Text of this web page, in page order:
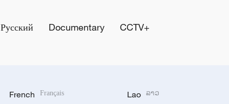
Русский Documentary CCTV+
French Français Lao ລາວ